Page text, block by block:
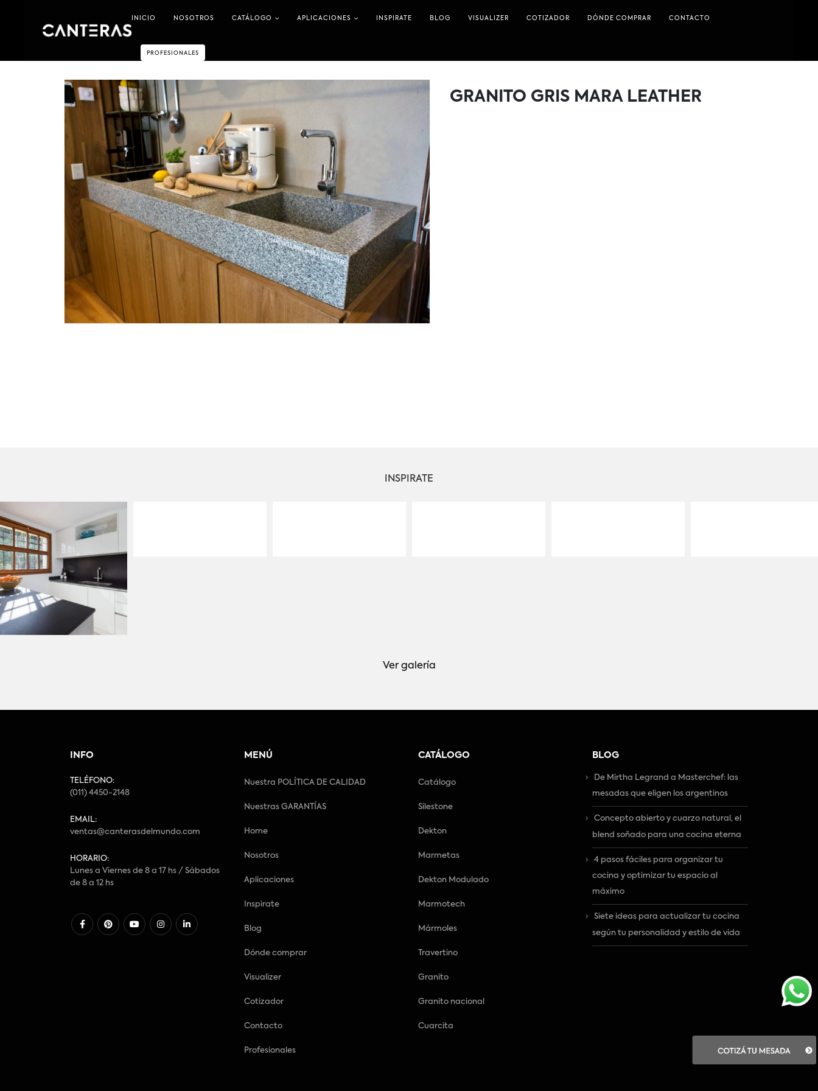
INICIO NOSOTROS CATÁLOGO APLICACIONES INSPIRATE BLOG VISUALIZER COTIZADOR DÓNDE COMPRAR CONTACTO
PROFESIONALES
GRANITO GRIS MARA LEATHER
INSPIRATE
Ver galería
INFO
TELÉFONO:
(011) 4450-2148
EMAIL:
ventas@canterasdelmundo.com
HORARIO:
Lunes a Viernes de 8 a 17 hs / Sábados
de 8 a 12 hs
MENÚ
Nuestra POLÍTICA DE CALIDAD
Nuestras GARANTÍAS
Home
Nosotros
Aplicaciones
Inspirate
Blog
Dónde comprar
Visualizer
Cotizador
Contacto
Profesionales
CATÁLOGO
Catálogo
Silestone
Dekton
Marmetas
Dekton Modulado
Marmotech
Mármoles
Travertino
Granito
Granito nacional
Cuarcita
BLOG
De Mirtha Legrand a Masterchef: las
mesadas que eligen los argentinos
Concepto abierto y cuarzo natural, el
blend soñado para una cocina eterna
4 pasos fáciles para organizar tu
cocina y optimizar tu espacio al
máximo
Siete ideas para actualizar tu cocina
según tu personalidad y estilo de vida